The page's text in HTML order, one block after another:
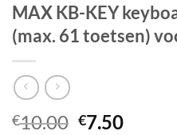
MAX KB-KEY
(max. 61 toetsen)
€10.00 €7.50